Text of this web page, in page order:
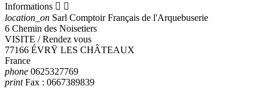
Informations  
location_on Sarl Comptoir Français de l'Arquebuserie
6 Chemin des Noisetiers
VISITE / Rendez vous
77166 ÉVRŸ LES CHÂTEAUX
France
phone 0625327769
printFax : 0667389839